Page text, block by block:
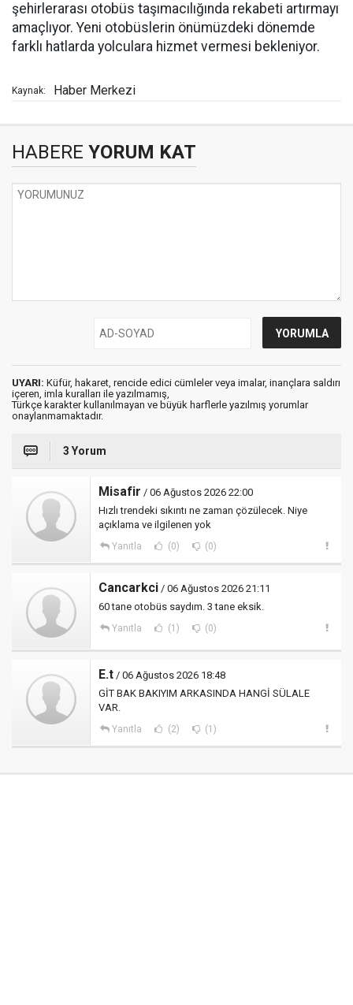
şehirlerarası otobüs taşımacılığında rekabeti artırmayı
amaçlıyor. Yeni otobüslerin önümüzdeki dönemde
farklı hatlarda yolculara hizmet vermesi bekleniyor.
Kaynak: Haber Merkezi
HABERE YORUM KAT
UYARI: Küfür, hakaret, rencide edici cümleler veya imalar, inançlara saldırı
içeren, imla kuralları ile yazılmamış,
Türkçe karakter kullanılmayan ve büyük harflerle yazılmış yorumlar
onaylanmamaktadır.
3 Yorum
Misafir / 06 Ağustos 2026 22:00
Hızlı trendeki sıkıntı ne zaman çözülecek. Niye
açıklama ve ilgilenen yok
Yanıtla (0) (0)
Cancarkci / 06 Ağustos 2026 21:11
60 tane otobüs saydım. 3 tane eksik.
Yanıtla (1) (0)
E.t / 06 Ağustos 2026 18:48
GİT BAK BAKIYIM ARKASINDA HANGİ SÜLALE
VAR.
Yanıtla (2) (1)